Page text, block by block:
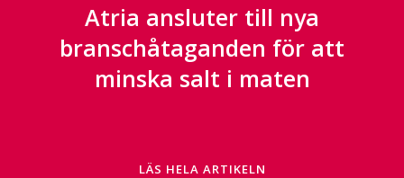
Atria ansluter till nya
branschåtaganden för att
minska salt i maten
LÄS HELA ARTIKELN